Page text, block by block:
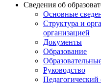
Сведения об
Основные
Структура и
организацией
Документы
Образование
Руководство
Педагогический